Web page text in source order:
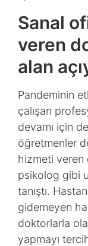
Sanal
veren
alan
Pandeminin
çalışan
devamı için
öğretmenler
hizmeti
psikolog gibi
tanıştı.
gidemeyen
doktorlarla
yapmayı